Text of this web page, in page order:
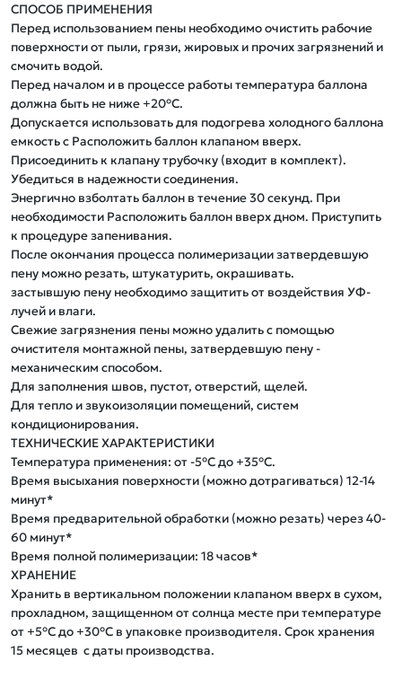
СПОСОБ ПРИМЕНЕНИЯ
Перед использованием пены необходимо очистить рабочие
поверхности от пыли, грязи, жировых и прочих загрязнений и
смочить водой.
Перед началом и в процессе работы температура баллона
должна быть не ниже +20°С.
Допускается использовать для подогрева холодного баллона
емкость с Расположить баллон клапаном вверх.
Присоединить к клапану трубочку (входит в комплект).
Убедиться в надежности соединения.
Энергично взболтать баллон в течение 30 секунд. При
необходимости Расположить баллон вверх дном. Приступить
к процедуре запенивания.
После окончания процесса полимеризации затвердевшую
пену можно резать, штукатурить, окрашивать.
застывшую пену необходимо защитить от воздействия УФ-
лучей и влаги.
Свежие загрязнения пены можно удалить с помощью
очистителя монтажной пены, затвердевшую пену -
механическим способом.
Для заполнения швов, пустот, отверстий, щелей.
Для тепло и звукоизоляции помещений, систем
кондиционирования.
ТЕХНИЧЕСКИЕ ХАРАКТЕРИСТИКИ
Температура применения: от -5°С до +35°С.
Время высыхания поверхности (можно дотрагиваться) 12-14
минут*
Время предварительной обработки (можно резать) через 40-
60 минут*
Время полной полимеризации: 18 часов*
ХРАНЕНИЕ
Хранить в вертикальном положении клапаном вверх в сухом,
прохладном, защищенном от солнца месте при температуре
от +5°С до +30°С в упаковке производителя. Срок хранения
15 месяцев  с даты производства.